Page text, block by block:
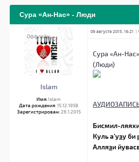
Сура «Ан-Нас» - Люди
Оффлайн
Islam
Имя: Islam
Дата рождения: 15.12.1958
Зарегистрирован:26.1.2015
09 августа 2015, 16:21 |
Сура «Ан-Нас»
(Люди)
Бисмил-
Куль а’узу би
Аллязи